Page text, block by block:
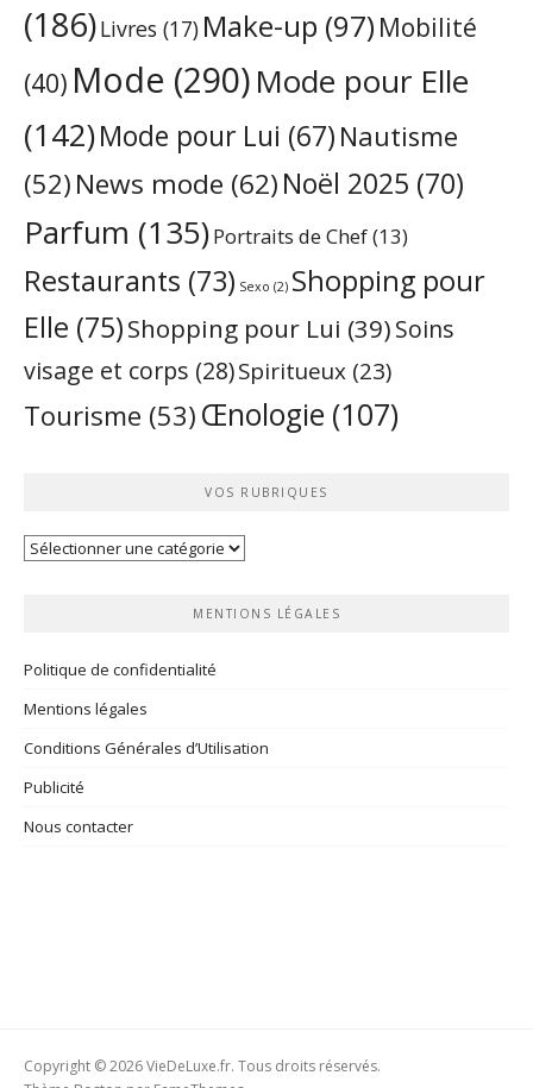
(186)Livres (17) Make-up (97) Mobilité
(40) Mode (290)Mode pour Elle
(142)Mode pour Lui (67) Nautisme
(52) News mode (62)Noël 2025 (70)
Parfum (135)Portraits de Chef(13)
Restaurants (73) Sexo (2) Shopping pour
Elle (75)Shopping pour Lui (39)Soins
visage et corps (28)Spiritueux (23)
Tourisme (53) Œnologie (107)
VOS RUBRIQUES
Vos
MENTIONS LÉGALES
Politique de confidentialité
Mentions légales
Conditions Générales d’Utilisation
Publicité
Nous contacter
Copyright © 2026 VieDeLuxe.fr. Tous droits réservés.